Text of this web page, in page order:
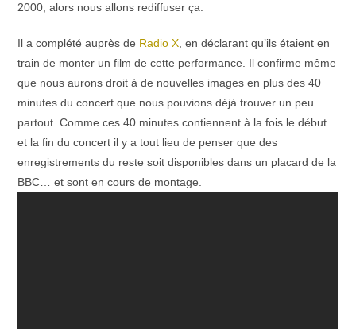
2000, alors nous allons rediffuser ça.
Il a complété auprès de Radio X , en déclarant qu’ils étaient en
train de monter un film de cette performance. Il confirme même
que nous aurons droit à de nouvelles images en plus des 40
minutes du concert que nous pouvions déjà trouver un peu
partout. Comme ces 40 minutes contiennent à la fois le début
et la fin du concert il y a tout lieu de penser que des
enregistrements du reste soit disponibles dans un placard de la
BBC… et sont en cours de montage.